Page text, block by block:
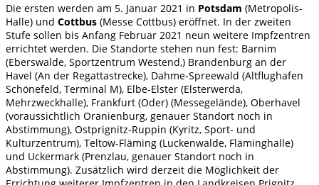
Die ersten werden am 5. Januar 2021 in Potsdam (Metropolis-
Halle) und Cottbus (Messe Cottbus) eröffnet. In der zweiten
Stufe sollen bis Anfang Februar 2021 neun weitere Impfzentren
errichtet werden. Die Standorte stehen nun fest: Barnim
(Eberswalde, Sportzentrum Westend,) Brandenburg an der
Havel (An der Regattastrecke), Dahme-Spreewald (Altflughafen
Schönefeld, Terminal M), Elbe-Elster (Elsterwerda,
Mehrzweckhalle), Frankfurt (Oder) (Messegelände), Oberhavel
(voraussichtlich Oranienburg, genauer Standort noch in
Abstimmung), Ostprignitz-Ruppin (Kyritz, Sport- und
Kulturzentrum), Teltow-Fläming (Luckenwalde, Fläminghalle)
und Uckermark (Prenzlau, genauer Standort noch in
Abstimmung). Zusätzlich wird derzeit die Möglichkeit der